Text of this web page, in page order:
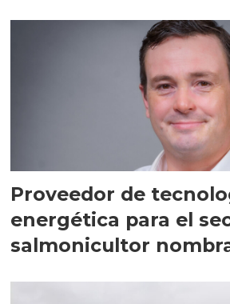
Proveedor de
energética para el
salmonicultor